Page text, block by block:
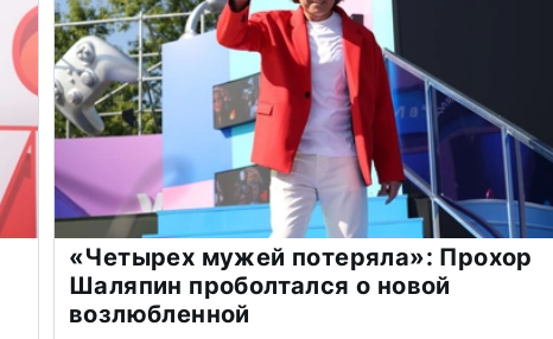
«Четырех мужей потеряла»: Прохор
Шаляпин проболтался о новой
возлюбленной